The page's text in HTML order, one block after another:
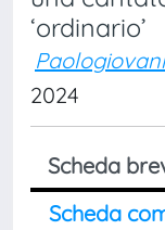
‘ordinario’
2024
Scheda
Scheda